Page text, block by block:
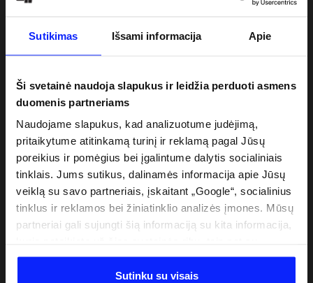
Sutikimas Išsami informacija Apie
Ši svetainė naudoja slapukus ir leidžia perduoti asmens
duomenis partneriams
Naudojame slapukus, kad analizuotume judėjimą,
pritaikytume atitinkamą turinį ir reklamą pagal Jūsų
poreikius ir pomėgius bei įgalintume dalytis socialiniais
tinklais. Jums sutikus, dalinamės informacija apie Jūsų
veiklą su savo partneriais, įskaitant „Google“, socialinius
tinklus ir reklamos bei žiniatinklio analizės įmones. Mūsų
partneriai gali sujungti šią informaciją su kita informacija,
duomenimis, kuriuos jie gauna, kai naudojatės jų
paslaugomis. Gavus Jūsų leidimą, mes galime perduoti
Sutinku su visais